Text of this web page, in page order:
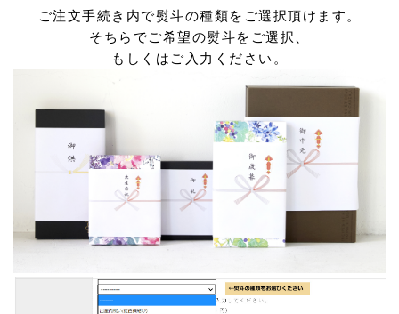
ご注文手続き内で熨斗の種類をご選択頂けます。
そちらでご希望の熨斗をご選択、
もしくはご入力ください。